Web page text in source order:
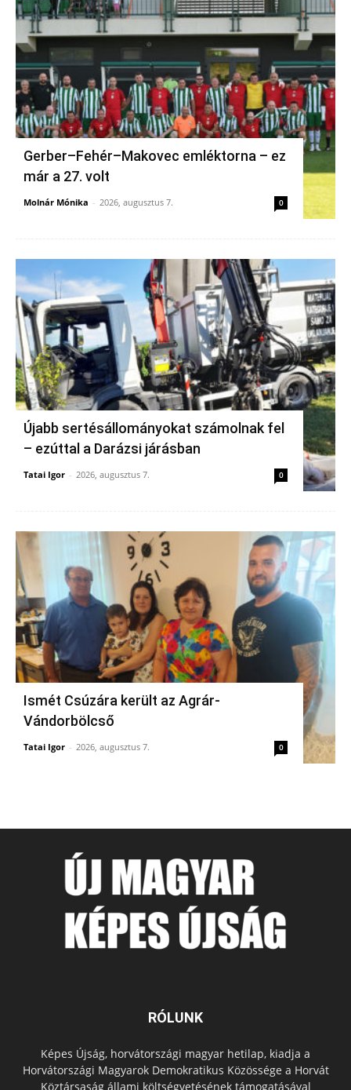
Gerber–Fehér–Makovec emléktorna – ez
már a 27. volt
Molnár Mónika - 2026, augusztus 7. 0
Újabb sertésállományokat számolnak fel
– ezúttal a Darázsi járásban
Tatai Igor - 2026, augusztus 7. 0
Ismét Csúzára került az Agrár-
Vándorbölcső
Tatai Igor - 2026, augusztus 7. 0
RÓLUNK
Képes Újság, horvátországi magyar hetilap, kiadja a
Horvátországi Magyarok Demokratikus Közössége a Horvát
Köztársaság állami költségvetésének támogatásával